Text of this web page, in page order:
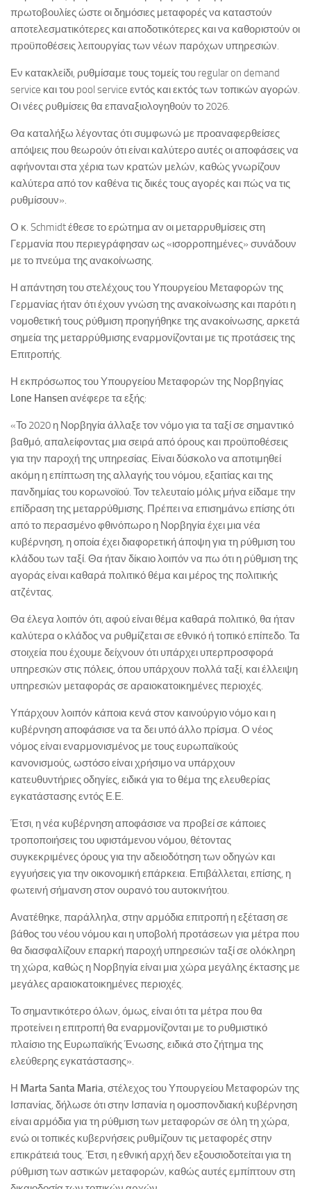
πρωτοβουλίες ώστε οι δημόσιες μεταφορές να καταστούν
αποτελεσματικότερες και αποδοτικότερες και να καθοριστούν οι
προϋποθέσεις λειτουργίας των νέων παρόχων υπηρεσιών.
Εν κατακλείδι, ρυθμίσαμε τους τομείς του regular on demand
service και του pool service εντός και εκτός των τοπικών αγορών.
Οι νέες ρυθμίσεις θα επαναξιολογηθούν το 2026.
Θα καταλήξω λέγοντας ότι συμφωνώ με προαναφερθείσες
απόψεις που θεωρούν ότι είναι καλύτερο αυτές οι αποφάσεις να
αφήνονται στα χέρια των κρατών μελών, καθώς γνωρίζουν
καλύτερα από τον καθένα τις δικές τους αγορές και πώς να τις
ρυθμίσουν».
Ο κ. Schmidt έθεσε το ερώτημα αν οι μεταρρυθμίσεις στη
Γερμανία που περιεγράφησαν ως «ισορροπημένες» συνάδουν
με το πνεύμα της ανακοίνωσης.
Η απάντηση του στελέχους του Υπουργείου Μεταφορών της
Γερμανίας ήταν ότι έχουν γνώση της ανακοίνωσης και παρότι η
νομοθετική τους ρύθμιση προηγήθηκε της ανακοίνωσης, αρκετά
σημεία της μεταρρύθμισης εναρμονίζονται με τις προτάσεις της
Επιτροπής.
Η εκπρόσωπος του Υπουργείου Μεταφορών της Νορβηγίας
Lone Hansenανέφερε τα εξής:
«Το 2020 η Νορβηγία άλλαξε τον νόμο για τα ταξί σε σημαντικό
βαθμό, απαλείφοντας μια σειρά από όρους και προϋποθέσεις
για την παροχή της υπηρεσίας. Είναι δύσκολο να αποτιμηθεί
ακόμη η επίπτωση της αλλαγής του νόμου, εξαιτίας και της
πανδημίας του κορωνοϊού. Τον τελευταίο μόλις μήνα είδαμε την
επίδραση της μεταρρύθμισης. Πρέπει να επισημάνω επίσης ότι
από το περασμένο φθινόπωρο η Νορβηγία έχει μια νέα
κυβέρνηση, η οποία έχει διαφορετική άποψη για τη ρύθμιση του
κλάδου των ταξί. Θα ήταν δίκαιο λοιπόν να πω ότι η ρύθμιση της
αγοράς είναι καθαρά πολιτικό θέμα και μέρος της πολιτικής
ατζέντας.
Θα έλεγα λοιπόν ότι, αφού είναι θέμα καθαρά πολιτικό, θα ήταν
καλύτερα ο κλάδος να ρυθμίζεται σε εθνικό ή τοπικό επίπεδο. Τα
στοιχεία που έχουμε δείχνουν ότι υπάρχει υπερπροσφορά
υπηρεσιών στις πόλεις, όπου υπάρχουν πολλά ταξί, και έλλειψη
υπηρεσιών μεταφοράς σε αραιοκατοικημένες περιοχές.
Υπάρχουν λοιπόν κάποια κενά στον καινούργιο νόμο και η
κυβέρνηση αποφάσισε να τα δει υπό άλλο πρίσμα. Ο νέος
νόμος είναι εναρμονισμένος με τους ευρωπαϊκούς
κανονισμούς, ωστόσο είναι χρήσιμο να υπάρχουν
κατευθυντήριες οδηγίες, ειδικά για το θέμα της ελευθερίας
εγκατάστασης εντός Ε.Ε.
Έτσι, η νέα κυβέρνηση αποφάσισε να προβεί σε κάποιες
τροποποιήσεις του υφιστάμενου νόμου, θέτοντας
συγκεκριμένες όρους για την αδειοδότηση των οδηγών και
εγγυήσεις για την οικονομική επάρκεια. Επιβάλλεται, επίσης, η
φωτεινή σήμανση στον ουρανό του αυτοκινήτου.
Ανατέθηκε, παράλληλα, στην αρμόδια επιτροπή η εξέταση σε
βάθος του νέου νόμου και η υποβολή προτάσεων για μέτρα που
θα διασφαλίζουν επαρκή παροχή υπηρεσιών ταξί σε ολόκληρη
τη χώρα, καθώς η Νορβηγία είναι μια χώρα μεγάλης έκτασης με
μεγάλες αραιοκατοικημένες περιοχές.
Το σημαντικότερο όλων, όμως, είναι ότι τα μέτρα που θα
προτείνει η επιτροπή θα εναρμονίζονται με το ρυθμιστικό
πλαίσιο της Ευρωπαϊκής Ένωσης, ειδικά στο ζήτημα της
ελεύθερης εγκατάστασης».
Η MartaSanta Maria, στέλεχος του Υπουργείου Μεταφορών της
Ισπανίας, δήλωσε ότι στην Ισπανία η ομοσπονδιακή κυβέρνηση
είναι αρμόδια για τη ρύθμιση των μεταφορών σε όλη τη χώρα,
ενώ οι τοπικές κυβερνήσεις ρυθμίζουν τις μεταφορές στην
επικράτειά τους. Έτσι, η εθνική αρχή δεν εξουσιοδοτείται για τη
ρύθμιση των αστικών μεταφορών, καθώς αυτές εμπίπτουν στη